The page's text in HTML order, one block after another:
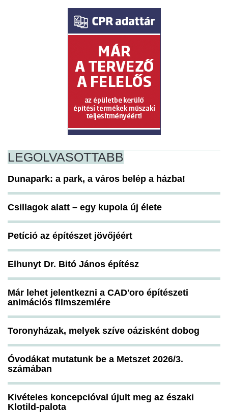
LEGOLVASOTTABB
Dunapark: a park, a város belép a házba!
Csillagok alatt – egy kupola új élete
Petíció az építészet jövőjéért
Elhunyt Dr. Bitó János építész
Már lehet jelentkezni a CAD'oro építészeti
animációs filmszemlére
Toronyházak, melyek szíve oázisként dobog
Óvodákat mutatunk be a Metszet 2026/3.
számában
Kivételes koncepcióval újult meg az északi
Klotild-palota